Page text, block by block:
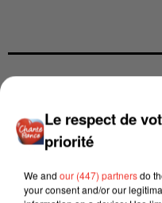
Le respect de
priorité
We and our (447) partnersdo
your consent and/or our